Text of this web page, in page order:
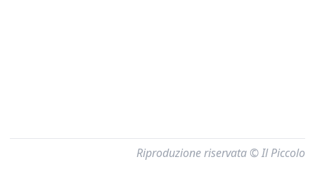
Riproduzione riservata © Il Piccolo